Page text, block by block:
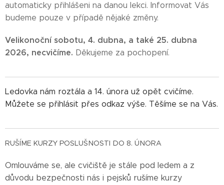
automaticky přihlášeni na danou lekci. Informovat Vás
budeme pouze v případě nějaké změny.
Velikonoční sobotu, 4. dubna, a také 25. dubna
2026, necvičíme. Děkujeme za pochopení.
Ledovka nám roztála a 14. února už opět cvičíme.
Můžete se přihlásit přes odkaz výše. Těšíme se na Vás.
RUŠÍME KURZY POSLUŠNOSTI DO 8. ÚNORA
Omlouváme se, ale cvičiště je stále pod ledem a z
důvodu bezpečnosti nás i pejsků rušíme kurzy